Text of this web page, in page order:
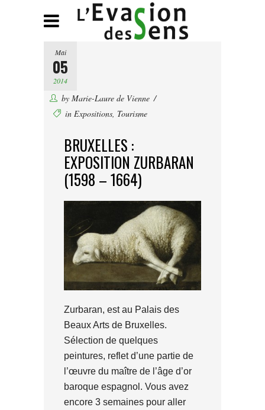
Mai
05
2014
by Marie-Laure de Vienne
in Expositions, Tourisme
BRUXELLES :
EXPOSITION ZURBARAN
(1598 – 1664)
Zurbaran, est au Palais des
Beaux Arts de Bruxelles.
Sélection de quelques
peintures, reflet d’une partie de
l’œuvre du maître de l’âge d’or
baroque espagnol. Vous avez
encore 3 semaines pour aller